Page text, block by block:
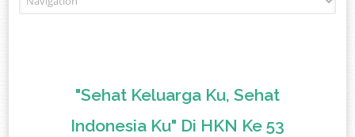
"Sehat Keluarga Ku, Sehat
Indonesia Ku" Di HKN Ke 53